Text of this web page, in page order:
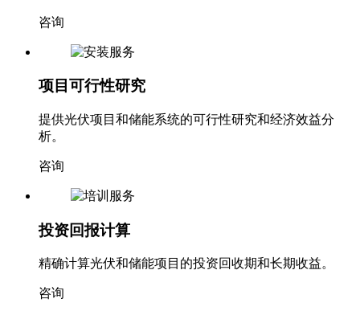
咨询
项目可行性研究
提供光伏项目和储能系统的可行性研究和经济效益分
析。
咨询
投资回报计算
精确计算光伏和储能项目的投资回收期和长期收益。
咨询